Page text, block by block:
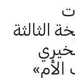
الثالثة